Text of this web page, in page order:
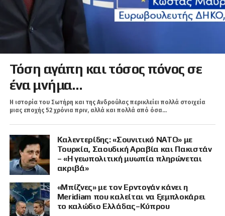
Τόση αγάπη και τόσος πόνος σε
ένα μνήμα…
Η ιστορία του Σωτήρη και της Ανδρούλας περικλείει πολλά στοιχεία
μιας εποχής 52 χρόνια πριν, αλλά και πολλά από όσα...
Καλεντερίδης: «Σουνιτικό ΝΑΤΟ» με
Τουρκία, Σαουδική Αραβία και Πακιστάν
– «Η γεωπολιτική μυωπία πληρώνεται
ακριβά»
«Μπίζνες» με τον Ερντογάν κάνει η
Meridiam που καλείται να ξεμπλοκάρει
το καλώδιο Ελλάδας–Κύπρου